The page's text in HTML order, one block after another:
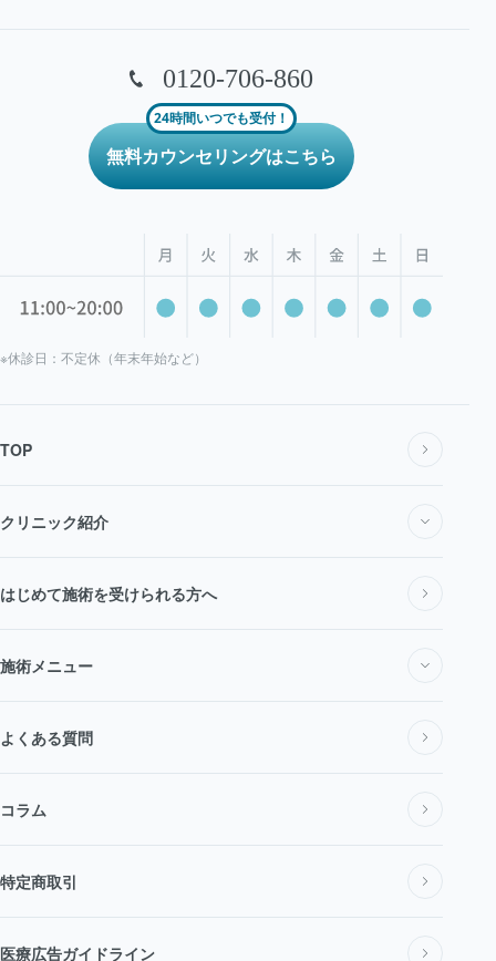
0120-706-860
24時間いつでも受付！
無料カウンセリングはこちら
※休診日：不定休（年末年始など）
TOP
クリニック紹介
私たちについて
医師・スタッフ紹介
料金表
アクセス
新着情報
はじめて施術を受けられる方へ
施術メニュー
施術メニュー一覧
医療脱毛・医療レーザー脱毛
全身脱毛
よくある質問
コラム
特定商取引
医療広告ガイドライン